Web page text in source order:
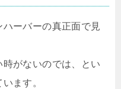
ーバーの真正面で見
がないのでは、とい
ます。